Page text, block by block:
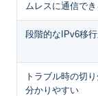
ムレスに通信でき
段階的なIPv6移
トラブル時の切
分かりやすい